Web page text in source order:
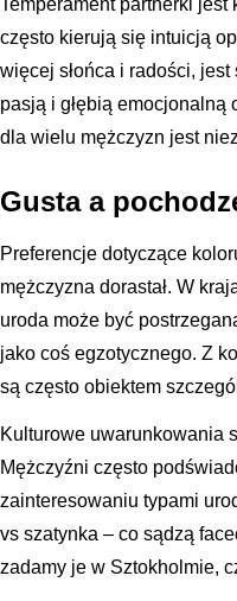
Temperament partnerki
często kierują się intuicją
więcej słońca i radości,
pasją i głębią
dla wielu mężczyzn jest
Gusta a
Preferencje dotyczące
mężczyzna dorastał. W
uroda może być
jako coś egzotycznego. Z
są często obiektem
Kulturowe uwarunkowania
Mężczyźni często
zainteresowaniu typami
vs szatynka – co sądzą
zadamy je w Sztokholmie,